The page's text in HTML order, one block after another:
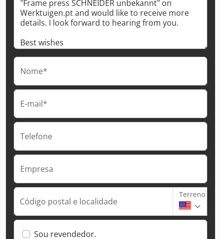
Nome*
E-mail*
Telefone
Empresa
Código postal e localidade
Terreno
Sou revendedor.